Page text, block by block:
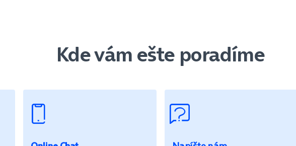
Kde vám ešte poradíme